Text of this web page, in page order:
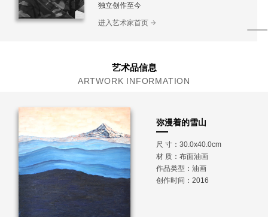
独立创作至今
进入艺术家首页
艺术品信息
ARTWORK INFORMATION
弥漫着的雪山
尺 寸：30.0x40.0cm
材 质： 布面油画
作品类型：油画
创作时间：2016